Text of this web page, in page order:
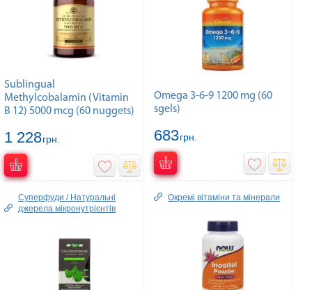
Sublingual
Methylcobalamin (Vitamin
B 12) 5000 mcg (60 nuggets)
1 228грн.
Omega 3-6-9 1200 mg (60
sgels)
683грн.
Суперфуди / Натуральні
джерела мікронутрієнтів
Окремі вітаміни та мінерали